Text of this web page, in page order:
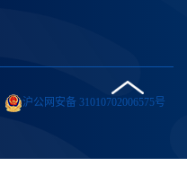
沪公网安备 31010702006575号